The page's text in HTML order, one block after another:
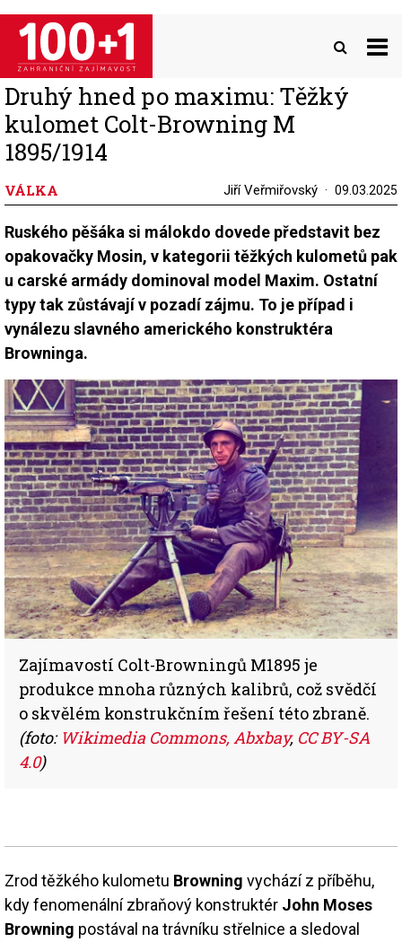
Přejít
hlavnímu
obsahu
Druhý hned po maximu: Těžký
kulomet Colt-Browning M
1895/1914
VÁLKA Jiří Veřmiřovský 09.03.2025
Ruského pěšáka si málokdo dovede představit bez
opakovačky Mosin, v kategorii těžkých kulometů pak
u carské armády dominoval model Maxim. Ostatní
typy tak zůstávají v pozadí zájmu. To je případ i
vynálezu slavného amerického konstruktéra
Browninga.
Zajímavostí Colt-Browningů M1895 je
produkce mnoha různých kalibrů, což svědčí
o skvělém konstrukčním řešení této zbraně.
(foto: Wikimedia Commons, Abxbay, CC BY-SA
4.0)
Zrod těžkého kulometu Browning vychází z příběhu,
kdy fenomenální zbraňový konstruktér John Moses
Browning postával na trávníku střelnice a sledoval